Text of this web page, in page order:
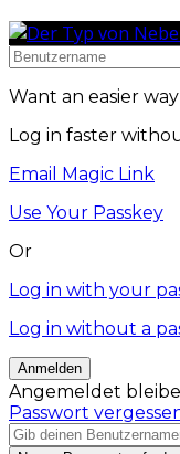
Want an easier
Log in faster
Email Magic Link
Use Your Passkey
Or
Log in with your
Log in without a
Angemeldet
Passwort